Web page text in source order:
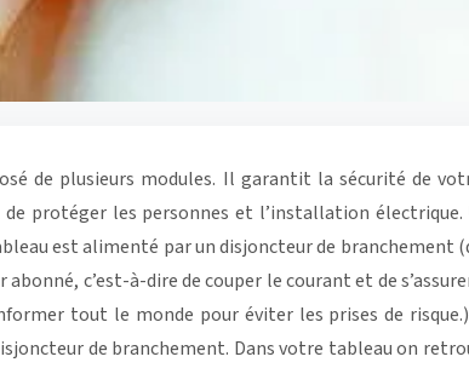
de plusieurs modules. Il garantit la sécurité de
protéger les personnes et l’installation
est alimenté par un disjoncteur de branchement
c’est-à-dire de couper le courant et de
tout le monde pour éviter les prises de risque.)
de branchement. Dans votre tableau on